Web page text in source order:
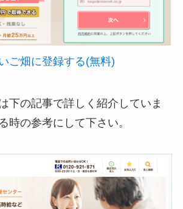
ご畑に登録する(無料)
下の記事で詳しく紹介していま
時の参考にして下さい。